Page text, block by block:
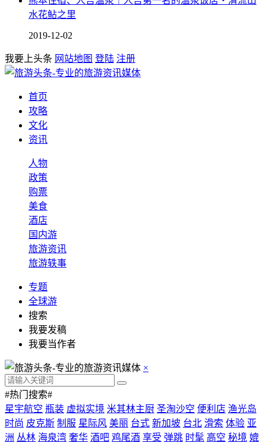
水花鲇之里
2019-12-02
我要上头条 网站地图 登陆 注册
首页
攻略
文化
资讯
人物
政策
购票
美食
酒店
国内游
旅游资讯
旅游轶事
专题
全球游
搜索
我要发稿
我要当作者
×
#热门搜索#
星宇航空 瓶装 虚拟实境 米其林主厨 圣淘沙空 便利店 渔光岛
时尚 皮克斯 制服 星际风 美丽 台式 新加坡 台北 滑索 体验 亚
洲 丛林 海泉湾 奢华 酒吧 鸡尾酒 享受 弹跳 时髦 高空 秘境 媲